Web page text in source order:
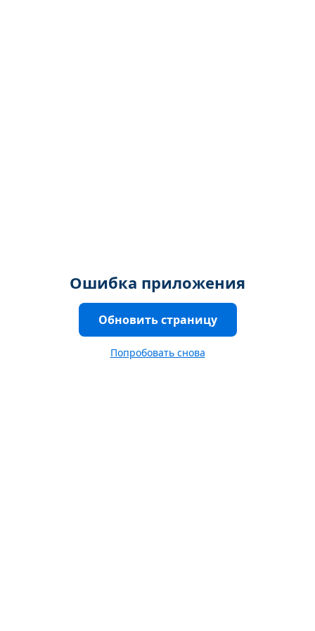
Ошибка приложения
Обновить страницу
Попробовать снова